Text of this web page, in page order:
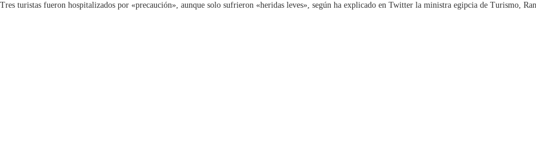
Tres turistas fueron hospitalizados por «precaución», aunque solo sufrieron «heridas leves», según ha explicado en Twitter la ministra egipcia de Turismo,